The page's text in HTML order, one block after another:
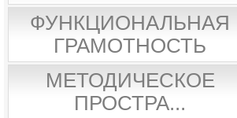
ФУНКЦИОНАЛЬНАЯ
ГРАМОТНОСТЬ
МЕТОДИЧЕСКОЕ
ПРОСТРА...